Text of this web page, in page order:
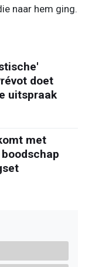
naar hem ging.
doet
uitspraak
met